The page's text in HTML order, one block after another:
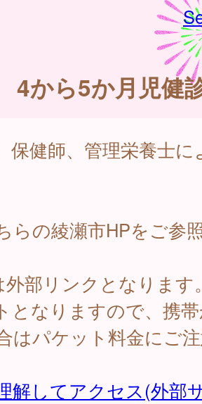
4から5か月児健
保健師、管理栄養士
らの綾瀬市HPをご参
部リンクとなります
となりますので、携
はパケット料金にご
解してアクセス(外部